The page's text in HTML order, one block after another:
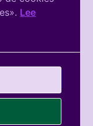
Lee